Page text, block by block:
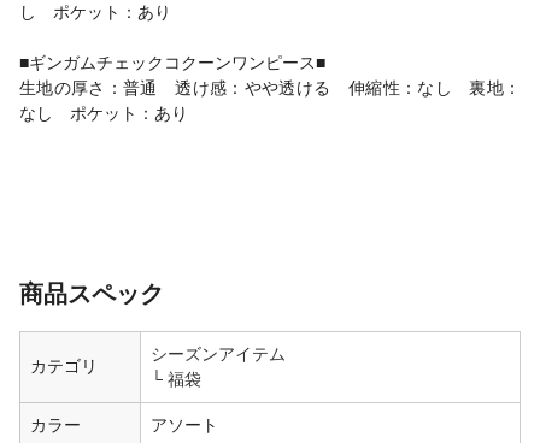
し ポケット：あり
■ギンガムチェックコクーンワンピース■
生地の厚さ：普通 透け感：やや透ける 伸縮性：なし 裏地：
なし ポケット：あり
商品スペック
カテゴリ
シーズンアイテム
福袋
カラー アソート